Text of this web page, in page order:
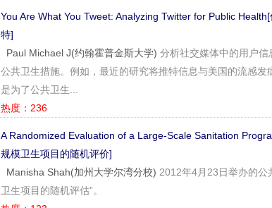
You Are What You Tweet: Analyzing Twitter for Public
特]
Paul Michael J(约翰霍普金斯大学) 分析社交媒体中的用户
公共卫生措施。例如，最近的研究将推特信息与美国的流感发
是为了公共卫生...
热度：236
A Randomized Evaluation of a Large-Scale Sanitation
规模卫生项目的随机评价]
Manisha Shah(加州大学尔湾分校) 2012年4月23日举办的公
卫生项目的随机评估”。